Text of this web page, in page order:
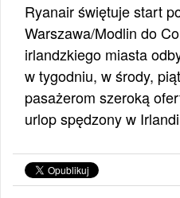
Ryanair świętuje start
Warszawa/Modlin do
irlandzkiego miasta
w tygodniu, w środy,
pasażerom szeroką
urlop spędzony w